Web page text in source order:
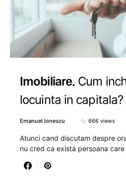
Imobiliare Cum
locuinta in capitala?
Emanuel Ionescu 666 views
Atunci cand discutam despre
nu cred ca exista persoana